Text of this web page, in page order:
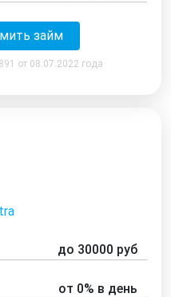
займ
от 08.07.2022 года
до 30000 руб
от 0% в день